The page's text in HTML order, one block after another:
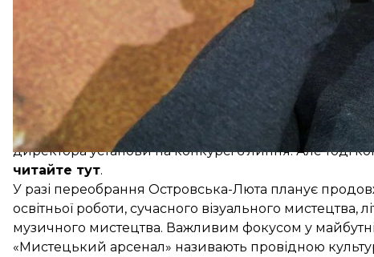
Олеся Островська-Люта очолювала «Мистецький
директора установи на конкурсі 6 липня. Але тоді
читайте тут.
У разі переобрання Островська-Люта планує
освітньої роботи, сучасного візуального
музичного мистецтва. Важливим фокусом у
«Мистецький арсенал» називають провідною